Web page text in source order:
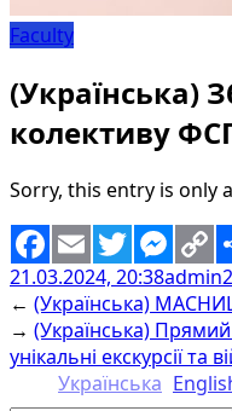
Faculty
(Українська)
колективу
Sorry, this entry is only
Facebook
EmailTwitterMessenger
Copy
Link
21.03.2024, 20:38admin2
← (Українська)
→ (Українська)
унікальні екскурсії та
Українська